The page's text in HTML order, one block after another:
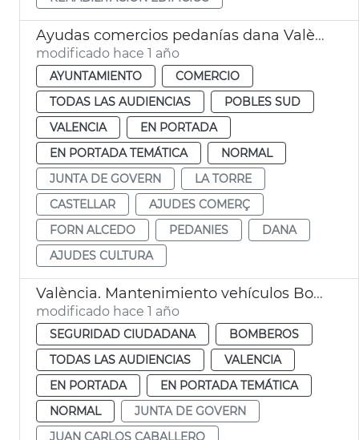
Ayudas comercios pedanías dana València
modificado hace 1 año
AYUNTAMIENTO
COMERCIO
TODAS LAS AUDIENCIAS
POBLES SUD
VALENCIA
EN PORTADA
EN PORTADA TEMÁTICA
NORMAL
JUNTA DE GOVERN
LA TORRE
CASTELLAR
AJUDES COMERÇ
FORN ALCEDO
PEDANIES
DANA
AJUDES CULTURA
València. Mantenimiento vehículos Bomberos
modificado hace 1 año
SEGURIDAD CIUDADANA
BOMBEROS
TODAS LAS AUDIENCIAS
VALENCIA
EN PORTADA
EN PORTADA TEMÁTICA
NORMAL
JUNTA DE GOVERN
JUAN CARLOS CABALLERO